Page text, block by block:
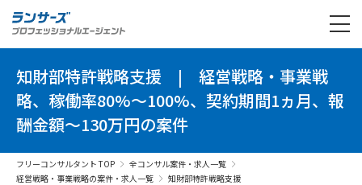
知財部特許戦略支援 | 経営戦略・事業戦
略、稼働率80%～100%、契約期間1ヵ月、報
酬金額～130万円の案件
フリーコンサルタント TOP
全コンサル案件・求人一覧
経営戦略・事業戦略の案件・求人一覧
知財部特許戦略支援